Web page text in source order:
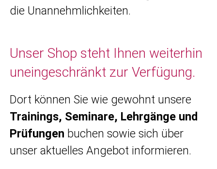
die Unannehmlichkeiten.
Unser Shop steht Ihnen weiterhin
uneingeschränkt zur Verfügung.
Dort können Sie wie gewohnt unsere
Trainings, Seminare, Lehrgänge und
Prüfungen buchen sowie sich über
unser aktuelles Angebot informieren.